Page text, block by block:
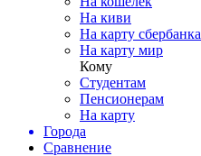
На киви
На карту сбербанка
На карту мир
Кому
Студентам
Пенсионерам
На карту
Города
Сравнение